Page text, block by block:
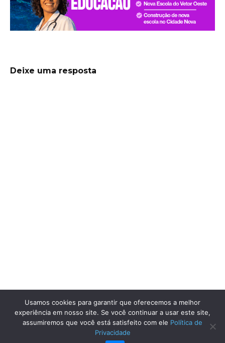
Deixe uma resposta
Usamos cookies para garantir que oferecemos a melhor
experiência em nosso site. Se você continuar a usar este site,
assumiremos que você está satisfeito com ele Política de
Privacidade